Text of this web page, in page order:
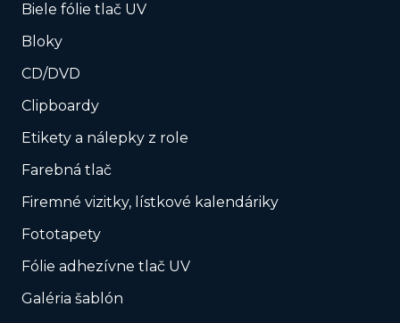
Biele fólie tlač UV
Bloky
CD/DVD
Clipboardy
Etikety a nálepky z role
Farebná tlač
Firemné vizitky, lístkové kalendáriky
Fototapety
Fólie adhezívne tlač UV
Galéria šablón